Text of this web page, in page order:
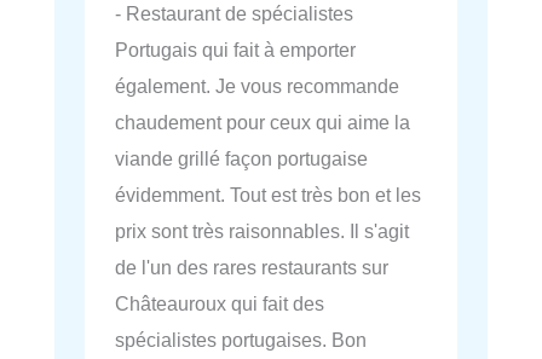
- Restaurant de spécialistes
Portugais qui fait à emporter
également. Je vous recommande
chaudement pour ceux qui aime la
viande grillé façon portugaise
évidemment. Tout est très bon et les
prix sont très raisonnables. Il s'agit
de l'un des rares restaurants sur
Châteauroux qui fait des
spécialistes portugaises. Bon